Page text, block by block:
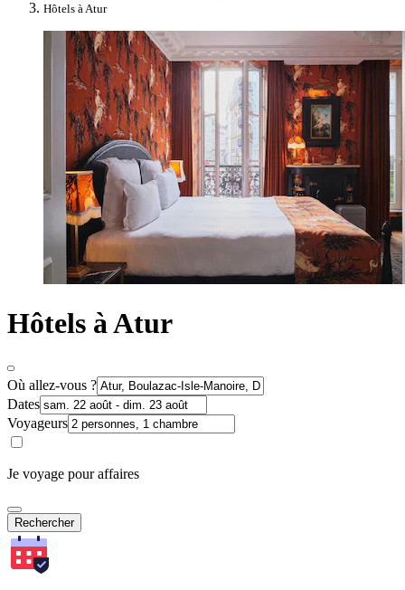
Hôtels à Atur
Hôtels à Atur
Où allez-vous ?
Dates
Voyageurs
Je voyage pour affaires
Rechercher